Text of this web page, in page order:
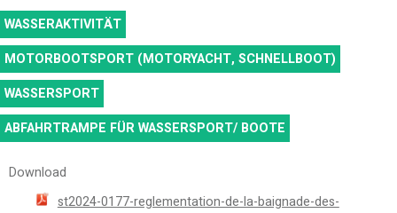
WASSERAKTIVITÄT
MOTORBOOTSPORT (MOTORYACHT, SCHNELLBOOT)
WASSERSPORT
ABFAHRTRAMPE FÜR WASSERSPORT/ BOOTE
Download
st2024-0177-reglementation-de-la-baignade-des-